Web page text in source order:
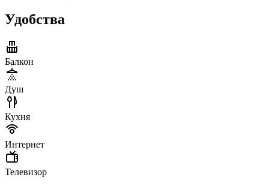
Удобства
Балкон
Душ
Кухня
Интернет
Телевизор